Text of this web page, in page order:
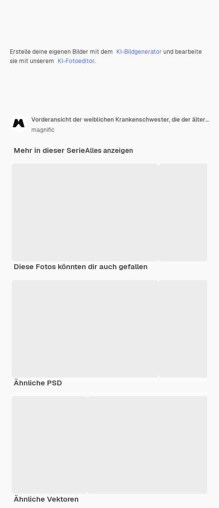
Erstelle deine eigenen Bilder mit dem KI-Bildgenerator und bearbeite
sie mit unserem KI-Fotoeditor.
Vorderansicht der weiblichen Krankenschwester, die der älteren Frau beim Gehen hilft
magnific
Mehr in dieser SerieAlles anzeigen
Diese Fotos könnten dir auch gefallen
Ähnliche PSD
Ähnliche Vektoren